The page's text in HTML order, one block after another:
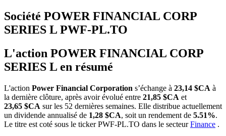
Société POWER FINANCIAL CORP
SERIES L PWF-PL.TO
L'action POWER FINANCIAL CORP
SERIES L en résumé
L'action Power Financial Corporation s’échange à 23,14 $CA à
la dernière clôture, après avoir évolué entre 21,85 $CA et
23,65 $CA sur les 52 dernières semaines. Elle distribue actuellement
un dividende annualisé de 1,28 $CA, soit un rendement de 5.51%.
Le titre est coté sous le tickerPWF-PL.TO dans le secteurFinance .